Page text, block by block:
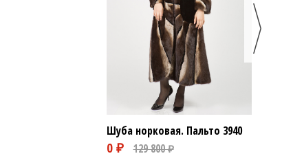
Шуба норковая. Пальто 3940